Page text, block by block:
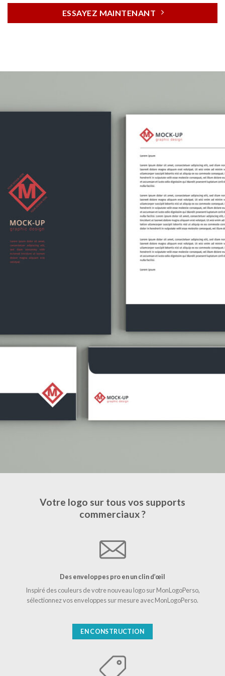
ESSAYEZ MAINTENANT
Votre logo sur tous vos supports
commerciaux ?
Des enveloppes pro en un clin d’œil
Inspiré des couleurs de votre nouveau logo sur MonLogoPerso,
sélectionnez vos enveloppes sur mesure avec MonLogoPerso.
EN CONSTRUCTION